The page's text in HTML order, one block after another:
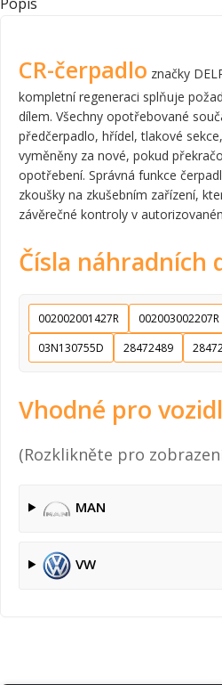
CR-čerpadlo značky
kompletní regeneraci splňuje
dílem. Všechny opotřebované
předčerpadlo, hřídel, tlakové
vyměněny za nové, pokud
opotřebení. Správná funkce
zkoušky na zkušebním zařízení,
závěrečné kontroly v
Čísla náhradních
002002001427R 002003002207R
03N130755D
28472489
Vhodné pro
(Rozklikněte pro
MAN
VW